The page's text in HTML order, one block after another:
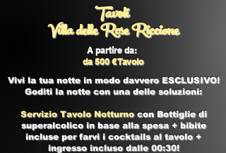
Tavoli
Villa delle Rose Riccione
A partire da:
da 500 € Tavolo
Vivi la tua notte in modo davvero ESCLUSIVO!
Goditi la notte con una delle soluzioni:
Servizio Tavolo Notturnocon Bottiglie di
superalcolico in base alla spesa + bibite
incluse per farvi i cocktails al tavolo +
ingresso incluso dalle 00:30!